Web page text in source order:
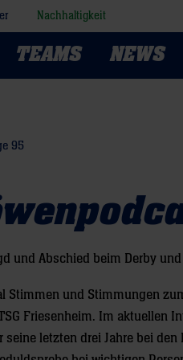
Nachhaltigkeit
TEAMS NEWS
95
und Abschied beim Derby
Stimmen und Stimmungen
Friesenheim. Im aktuellen
letzten drei Jahre bei